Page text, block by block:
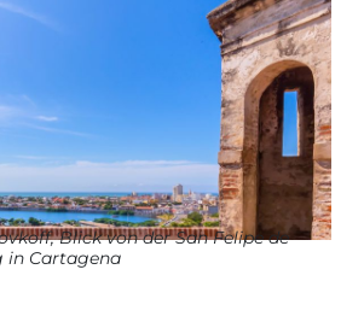
Blick von der San Felipe de
in Cartagena